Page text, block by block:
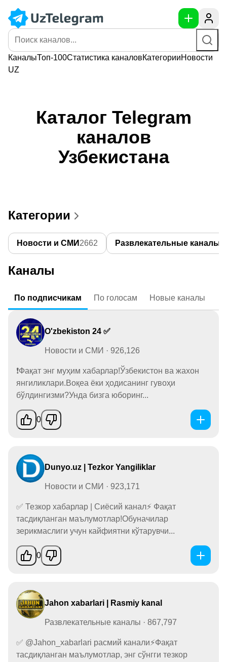
КаналыТоп-100Статистика каналовКатегорииНовости
UZ
Каталог Telegram
каналов
Узбекистана
Категории
Новости и СМИ 2662 Развлекательные каналы
Каналы
По подписчикам По голосам Новые каналы
O'zbekiston 24 ✅
Новости и СМИ · 926,126
❗Фақат энг муҳим хабарлар!Ўзбекистон ва жахон
янгиликлари.Воқеа ёки ҳодисанинг гувоҳи
бўлдингизми?Унда бизга юборинг...
0
Dunyo.uz | Tezkor Yangiliklar
Новости и СМИ · 923,171
✅ Тезкор хабарлар | Сиёсий канал⚡️ Фақат
тасдиқланган маълумотлар!Обуначилар
зерикмаслиги учун кайфиятни кўтарувчи...
0
Jahon xabarlari | Rasmiy kanal
Развлекательные каналы · 867,797
✅ @Jahon_xabarlari расмий канали⚡️Фақат
тасдиқланган маълумотлар, энг сўнгги тезкор